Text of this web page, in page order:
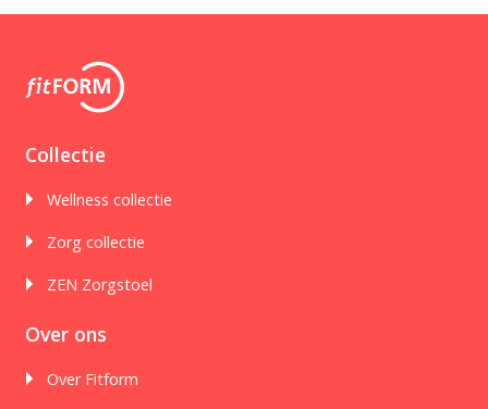
Collectie
Wellness collectie
Zorg collectie
ZEN Zorgstoel
Over ons
Over Fitform